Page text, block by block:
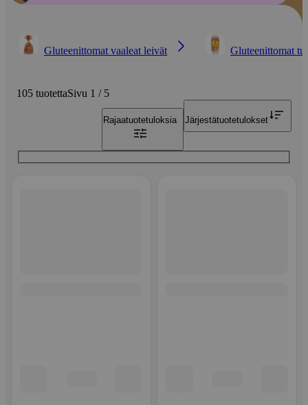
Gluteenittomat vaaleat leivät Gluteenittomat
105 tuotettaSivu 1 / 5
Rajaatuotetuloksia Järjestätuotetulokset